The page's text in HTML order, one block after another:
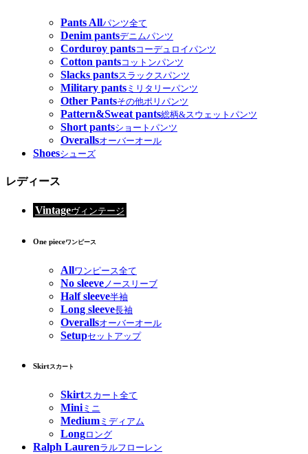
Pants Allパンツ全て
Denim pantsデニムパンツ
Corduroy pantsコーデュロイパンツ
Cotton pantsコットンパンツ
Slacks pantsスラックスパンツ
Military pants ミリタリーパンツ
Other Pantsその他ポリパンツ
Pattern&Sweat pants総柄&スウェットパンツ
Short pantsショートパンツ
Overallsオーバーオール
Shoesシューズ
レディース
Vintageヴィンテージ
One pieceワンピース
Allワンピース全て
No sleeve ノースリーブ
Half sleeve半袖
Long sleeve長袖
Overallsオーバーオール
Setupセットアップ
Skirtスカート
Skirtスカート全て
Miniミニ
Medium ミディアム
Longロング
Ralph Laurenラルフローレン